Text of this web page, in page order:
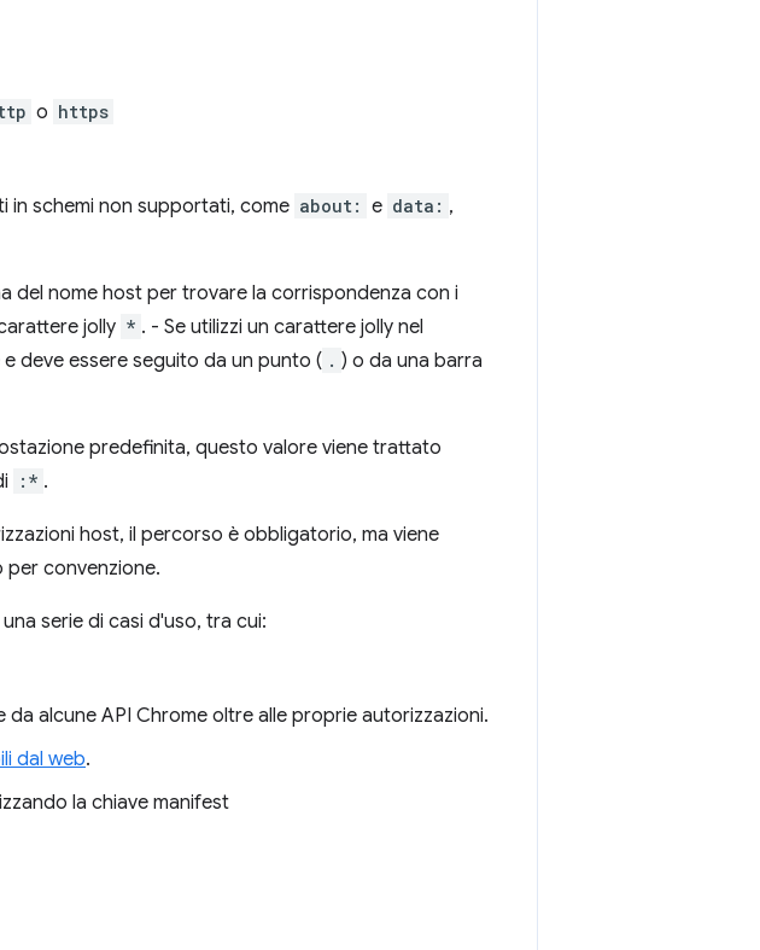
o https
in schemi non supportati, come about: e data: ,
del nome host per trovare la corrispondenza con i
jolly * . - Se utilizzi un carattere jolly nel
deve essere seguito da un punto ( . ) o da una barra
predefinita, questo valore viene trattato
:* .
host, il percorso è obbligatorio, ma viene
per convenzione.
serie di casi d'uso, tra cui:
da alcune API Chrome oltre alle proprie autorizzazioni.
dal web.
la chiave manifest